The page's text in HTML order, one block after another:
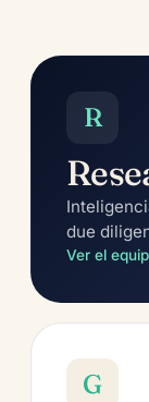
R
due
Ver el
G